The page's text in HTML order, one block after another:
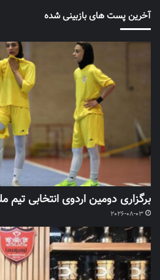
آخرین پست های بازبینی شده
برگزاری دومین اردوی انتخابی تیم
2026-08-03